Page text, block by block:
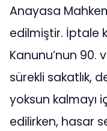
Anayasa
edilmiştir. İptale
Kanunu’nun 90.
sürekli sakatlık,
yoksun kalmayı
edilirken, hasar